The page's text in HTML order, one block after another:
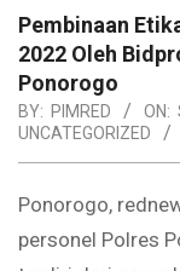
Pembinaan
2022 Oleh
Ponorogo
BY: PIMRED ON:
UNCATEGORIZED
Ponorogo,
personel Polres